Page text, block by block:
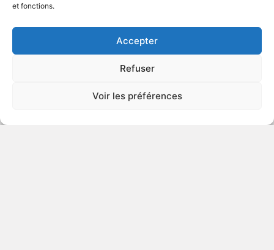
et fonctions.
Accepter
Refuser
Voir les préférences
Une semaine sans fin